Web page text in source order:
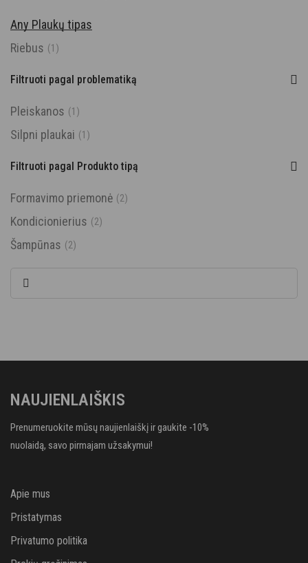
Any Plaukų tipas
Riebus (1)
Filtruoti pagal problematiką
Pleiskanos (1)
Silpni plaukai (1)
Filtruoti pagal Produkto tipą
Formavimo priemonė (2)
Kondicionierius (2)
Šampūnas (2)
NAUJIENLAIŠKIS
Prenumeruokite mūsų naujienlaiškį ir gaukite -10%
nuolaidą, savo pirmajam užsakymui!
Apie mus
Pristatymas
Privatumo politika